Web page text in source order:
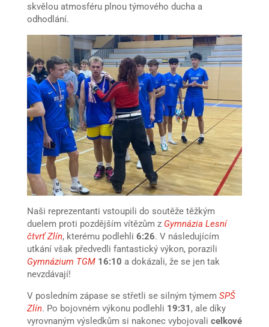
skvělou atmosféru plnou týmového ducha a
odhodlání.
Naši reprezentanti vstoupili do soutěže těžkým
duelem proti pozdějším vítězům z Gymnázia Lesní
čtvrť Zlín, kterému podlehli 6:26. V následujícím
utkání však předvedli fantastický výkon, porazili
Gymnázium TGM 16:10 a dokázali, že se jen tak
nevzdávají!
V posledním zápase se střetli se silným týmem SPŠ
Zlín. Po bojovném výkonu podlehli 19:31 , ale díky
vyrovnaným výsledkům si nakonec vybojovali celkové